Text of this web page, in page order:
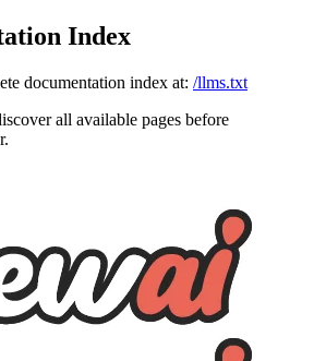
Index
documentation index at: /llms.txt
all available pages before